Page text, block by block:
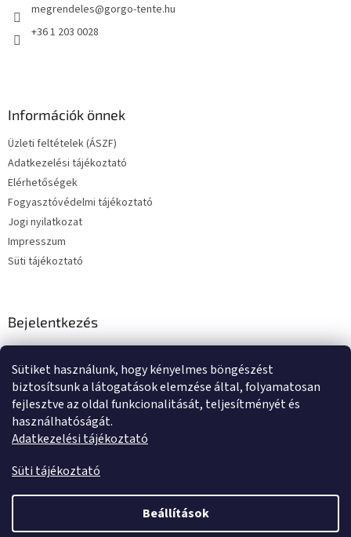
Sütiket használunk, hogy kényelmes böngészést
biztosítsunk a látogatások elemzése által, folyamatosan
fejlesztve az oldal funkcionalitását, teljesítményét és
használhatóságát.
Adatkezelési tájékoztató
Süti tájékoztató
Beállítások
megrendeles@gorgo-tente.hu
+36 1 203 0028
Információk önnek
Üzleti feltételek (ÁSZF)
Adatkezelési tájékoztató
Elérhetőségek
Fogyasztóvédelmi tájékoztató
Jogi nyilatkozat
Impresszum
Süti tájékoztató
Bejelentkezés
E-mail
Jelszó
BEJELENTKEZÉS
Új regisztrációElfelejtett jelszó
Shoptet készítette